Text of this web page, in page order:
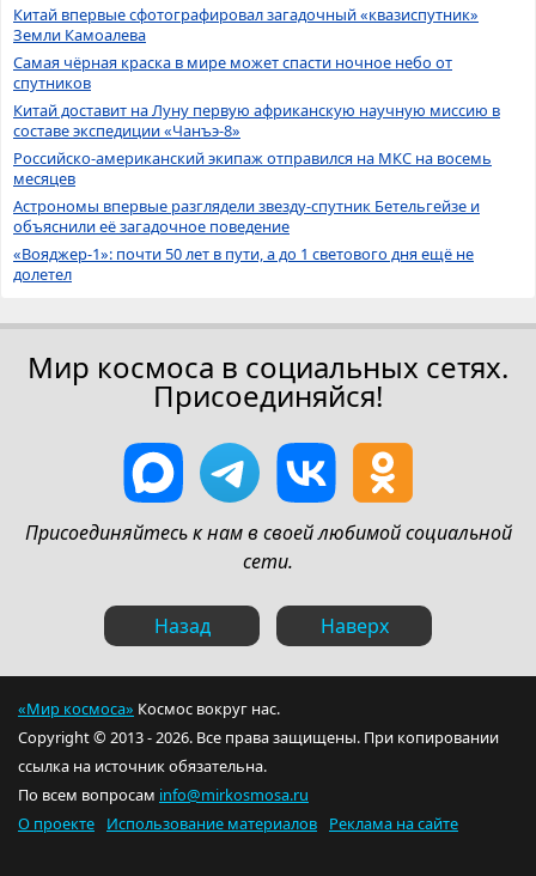
Китай впервые сфотографировал загадочный «квазиспутник»
Земли Камоалева
Самая чёрная краска в мире может спасти ночное небо от
спутников
Китай доставит на Луну первую африканскую научную миссию в
составе экспедиции «Чанъэ-8»
Российско-американский экипаж отправился на МКС на восемь
месяцев
Астрономы впервые разглядели звезду-спутник Бетельгейзе и
объяснили её загадочное поведение
«Вояджер-1»: почти 50 лет в пути, а до 1 светового дня ещё не
долетел
Мир космоса в социальных сетях.
Присоединяйся!
Присоединяйтесь к нам в своей любимой социальной
сети.
Назад Наверх
«Мир космоса» Космос вокруг нас.
Copyright © 2013 - 2026. Все права защищены. При копировании
ссылка на источник обязательна.
По всем вопросам info@mirkosmosa.ru
О проекте
Использование материалов Реклама на сайте